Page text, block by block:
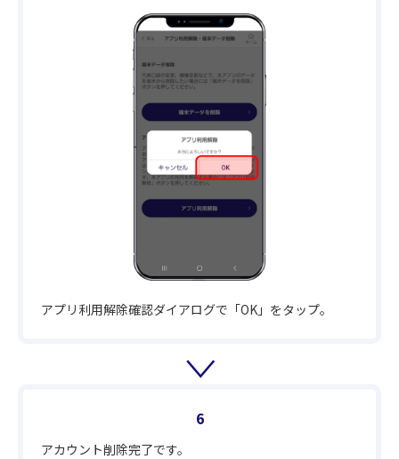
アプリ利用解除確認ダイアログで「OK」をタップ。
6
アカウント削除完了です。